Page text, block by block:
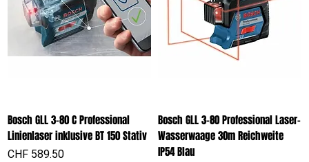
Bosch GLL 3-80 C Professional
Linienlaser inklusive BT 150 Stativ
Preis
CHF 589.50
Bosch GLL 3-80 Professional Laser-
Wasserwaage 30m Reichweite
IP54 Blau